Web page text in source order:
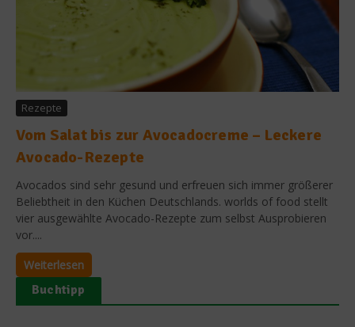
Rezepte
Vom Salat bis zur Avocadocreme – Leckere
Avocado-Rezepte
Avocados sind sehr gesund und erfreuen sich immer größerer
Beliebtheit in den Küchen Deutschlands. worlds of food stellt
vier ausgewählte Avocado-Rezepte zum selbst Ausprobieren
vor....
Weiterlesen
Buchtipp